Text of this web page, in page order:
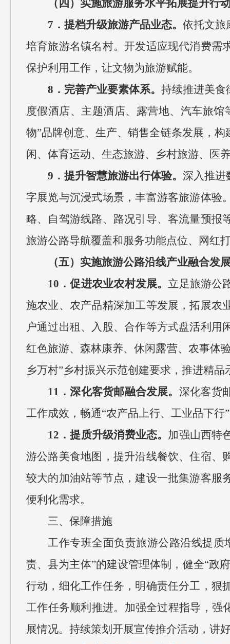
（四）实施旅游服务水平拓展提升行
7．提档升级旅游产品业态。 依托文旅
培育旅游名镇名村。开发适应现代消费需
保护利用工作，让文物为旅游赋能。
8．完善产业要素体系。 持续推进美食
度假酒店、主题酒店、露营地、汽车旅
物”品牌创意、生产、销售全链条发展，
闲、体育运动、生态旅游、乡村旅游、医
9．提升智慧旅游出行体验。 深入推进
字展览与沉浸式场景，丰富游客旅游体验
略、自驾游线路、路况引导、客流量预报
旅游公路导航覆盖和服务功能点位、网红
（五）实施旅游公路沿线产业融合发
10．促进农业农村发展。 立足旅游公
施农业、农产品精深加工等发展，拓展农
户通过出租、入股、合作等方式盘活利
红色旅游、森林康养、休闲露营、农事体
乡万村”乡村振兴示范创建要求，推进精
11．深化客货邮融合发展。 深化客货
工作成效，畅通“农产品上行、工业品下行
12．提质升级消费业态。 加强山西特
游公路美食地图，提升沿线餐饮、住宿、
较大的加油站等节点，建设一批集游客服
便利化需求。
三、保障措施
工作专班全面负责旅游公路沿线提
责、县为主体”的建设管理体制，健全“政
行动，细化工作任务，明确责任分工，狠
工作任务顺利推进。加强全过程指导，强
展情况。持续策划开展宣传推介活动，讲